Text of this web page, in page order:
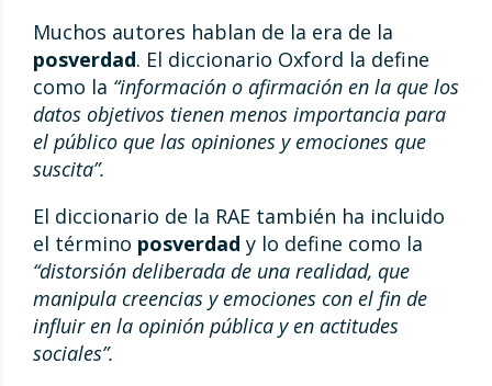
Muchos autores hablan de la era de la
posverdad. El diccionario Oxford la define
como la “información o afirmación en la que los
datos objetivos tienen menos importancia para
el público que las opiniones y emociones que
suscita”.
El diccionario de la RAE también ha incluido
el término posverdad y lo define como la
“distorsión deliberada de una realidad, que
manipula creencias y emociones con el fin de
influir en la opinión pública y en actitudes
sociales”.